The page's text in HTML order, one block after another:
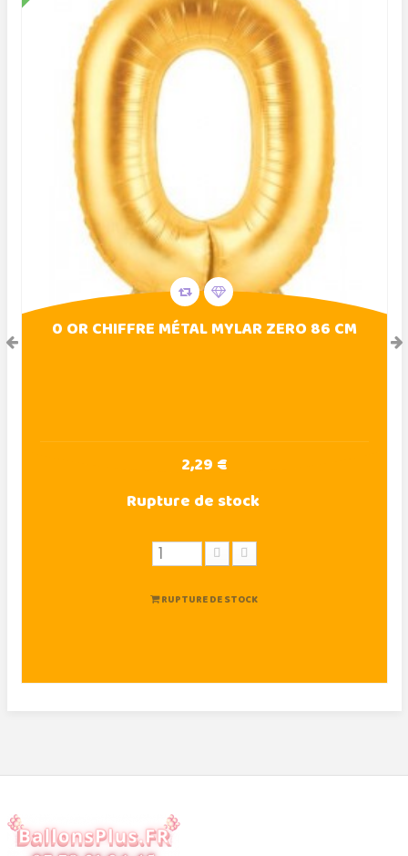
0 OR CHIFFRE MÉTAL MYLAR ZERO 86 CM
2,29 €
Rupture de stock
RUPTURE DE STOCK